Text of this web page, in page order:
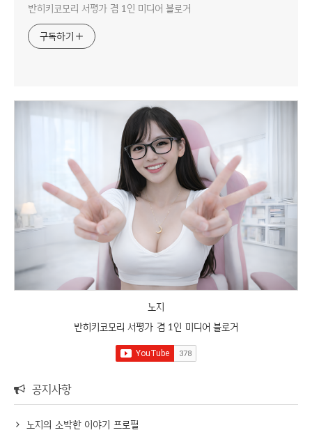
반히키코모리 서평가 겸 1인 미디어 블로거
구독하기
노지
반히키코모리 서평가 겸 1인 미디어 블로거
공지사항
노지의 소박한 이야기 프로필